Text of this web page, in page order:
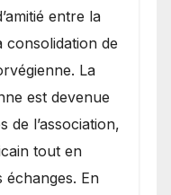
entre la
consolidation de
La
est devenue
de l’association,
tout en
échanges. En